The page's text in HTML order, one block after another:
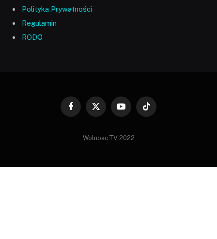
Polityka Prywatności
Regulamin
RODO
Facebook
X
YouTubeTikTok
Wolnosc.TV 2022